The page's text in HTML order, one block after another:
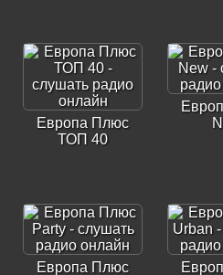
Европа Плюс
ТОП 40
Европа Плюс